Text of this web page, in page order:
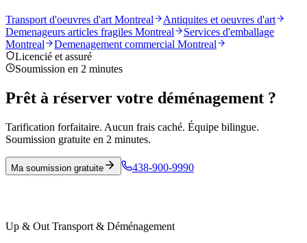
Transport d'oeuvres d'art Montreal
Antiquites et oeuvres d'art
Demenageurs articles fragiles Montreal
Services d'emballage
Montreal
Demenagement commercial Montreal
Licencié et assuré
Soumission en 2 minutes
Prêt à réserver votre déménagement ?
Tarification forfaitaire. Aucun frais caché. Équipe bilingue.
Soumission gratuite en 2 minutes.
Ma soumission gratuite 438-900-9990
Up & Out Transport & Déménagement